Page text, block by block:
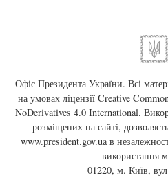
Офіс Президента України. Всі
на умовах ліцензії Creative
NoDerivatives 4.0 International.
розміщених на сайті,
www.president.gov.uaв
використання
01220, м. Київ,